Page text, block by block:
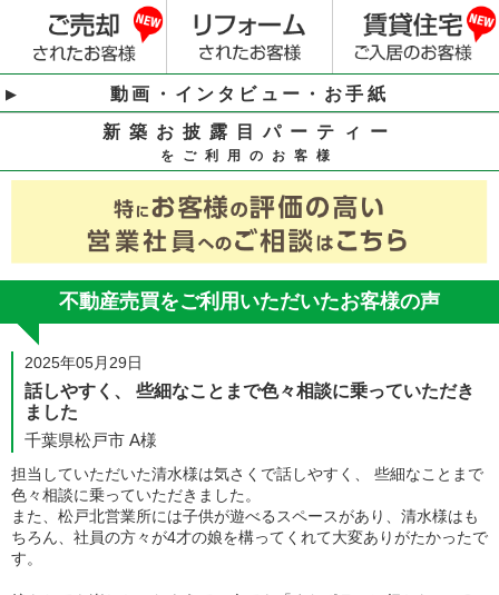
動画・インタビュー・お手紙
新築お披露目パーティー
をご利用のお客様
不動産売買をご利用いただいたお客様の声
2025年05月29日
話しやすく、 些細なことまで色々相談に乗っていただき
ました
千葉県松戸市 A様
担当していただいた清水様は気さくで話しやすく、 些細なことまで
色々相談に乗っていただきました。
また、松戸北営業所には子供が遊べるスペースがあり、清水様はも
ちろん、社員の方々が4才の娘を構ってくれて大変ありがたかったで
す。